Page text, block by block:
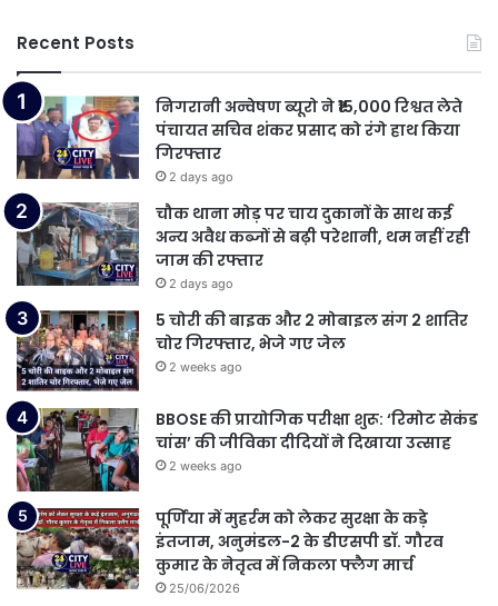
Recent Posts
निगरानी अन्वेषण ब्यूरो ने ₹15,000 रिश्वत लेते
पंचायत सचिव शंकर प्रसाद को रंगे हाथ किया
गिरफ्तार
2 days ago
चौक थाना मोड़ पर चाय दुकानों के साथ कई
अन्य अवैध कब्जों से बढ़ी परेशानी, थम नहीं रही
जाम की रफ्तार
2 days ago
5 चोरी की बाइक और 2 मोबाइल संग 2 शातिर
चोर गिरफ्तार, भेजे गए जेल
2 weeks ago
BBOSE की प्रायोगिक परीक्षा शुरू: ‘रिमोट सेकंड
चांस’ की जीविका दीदियों ने दिखाया उत्साह
2 weeks ago
पूर्णिया में मुहर्रम को लेकर सुरक्षा के कड़े
इंतजाम, अनुमंडल-2 के डीएसपी डॉ. गौरव
कुमार के नेतृत्व में निकला फ्लैग मार्च
25/06/2026